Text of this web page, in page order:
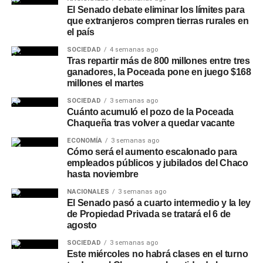
La nueva infraestructura permitirá optimizar elservicio
comprendida entre las calles Pringles y Liniers y entre
Caseros y Belgrano, además de mejorar el
abastecimiento en los barrios San Antonio, Cambalache,
4 de Octubre y Juan José Valle.
El avance de los trabajos fuesupervisado por el
presidente saliente de Secheep, José Bistoletti, junto al
intendente de Charata,Rubén Rach. También
participaron el vocal del Directorio de la empresa,
Germán Perelli; el asesor José Rodríguez y la gerente
zonal, Alejandra Guerrero, quienes verificaron el
desarrollo de una obra considerada estratégica para el
futuro energético de la ciudad.
Másnoticias de CharataenCharataChaco.Net.
El Senado debate eliminar los límites para
que extranjeros compren tierras rurales en
el país
SOCIEDAD 4 semanas ago
Tras repartir más de 800 millones entre tres
ganadores, la Poceada pone en juego $168
millones el martes
SOCIEDAD 3 semanas ago
Cuánto acumuló el pozo de la Poceada
Chaqueña tras volver a quedar vacante
ECONOMÍA 3 semanas ago
Cómo será el aumento escalonado para
empleados públicos y jubilados del Chaco
hasta noviembre
NACIONALES 3 semanas ago
El Senado pasó a cuarto intermedio y la ley
de Propiedad Privada se tratará el 6 de
agosto
SOCIEDAD 3 semanas ago
Este miércoles no habrá clases en el turno